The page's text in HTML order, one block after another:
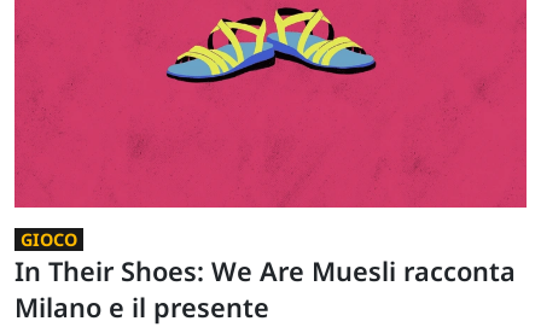
GIOCO
In Their Shoes: We Are Muesli racconta
Milano e il presente